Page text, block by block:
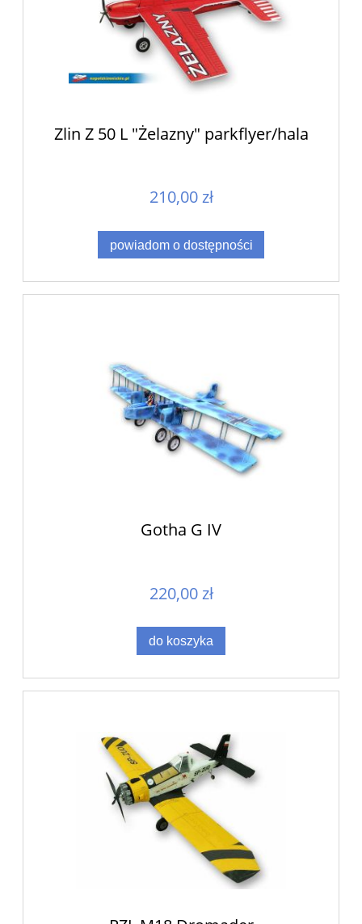
Zlin Z 50 L "Żelazny" parkflyer/hala
210,00 zł
powiadom o dostępności
Gotha G IV
220,00 zł
do koszyka